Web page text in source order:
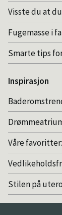
Visste du at
Fugemasse i
Smarte tips
Inspirasjon
Våre
Stilen på